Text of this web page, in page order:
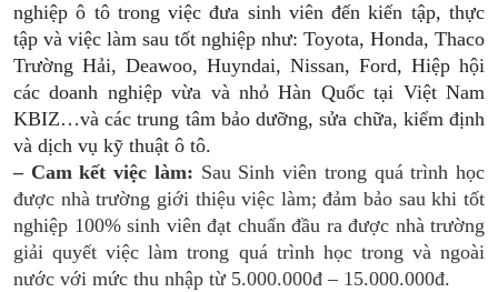
nghiệp ô tô trong việc đưa sinh viên đến kiến tập, thực
tập và việc làm sau tốt nghiệp như: Toyota, Honda, Thaco
Trường Hải, Deawoo, Huyndai, Nissan, Ford, Hiệp hội
các doanh nghiệp vừa và nhỏ Hàn Quốc tại Việt Nam
KBIZ…và các trung tâm bảo dưỡng, sửa chữa, kiểm định
và dịch vụ kỹ thuật ô tô.
– Cam kết việc làm: Sau Sinh viên trong quá trình học
được nhà trường giới thiệu việc làm; đảm bảo sau khi tốt
nghiệp 100% sinh viên đạt chuẩn đầu ra được nhà trường
giải quyết việc làm trong quá trình học trong và ngoài
nước với mức thu nhập từ 5.000.000đ – 15.000.000đ.